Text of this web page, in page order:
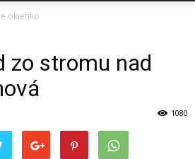
okienko
zo stromu nad
1080